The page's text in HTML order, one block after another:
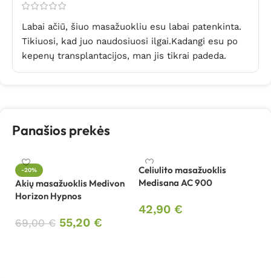
Labai ačiū, šiuo masažuokliu esu labai patenkinta.
Tikiuosi, kad juo naudosiuosi ilgai.Kadangi esu po
kepenų transplantacijos, man jis tikrai padeda.
Panašios prekės
-20%
Akių masažuoklis Medivon
Horizon Hypnos
69,00€ 55,20 €
Celiulito masažuoklis
Medisana AC 900
42,90 €